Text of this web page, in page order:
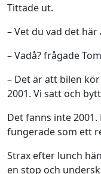
Tittade ut.
– Vet du vad det här
– Vadå? frågade
– Det är att bilen
2001. Vi satt och
Det fanns inte
fungerade som ett
Strax efter lunch
en stop och